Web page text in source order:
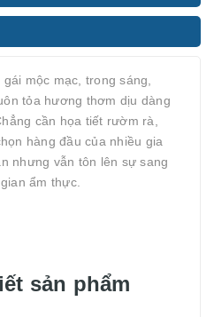
mộc mạc, trong sáng,
tỏa hương thơm dịu dàng
cần họa tiết rườm rà,
hàng đầu của nhiều gia
nhưng vẫn tôn lên sự sang
ẩm thực.
sản phẩm